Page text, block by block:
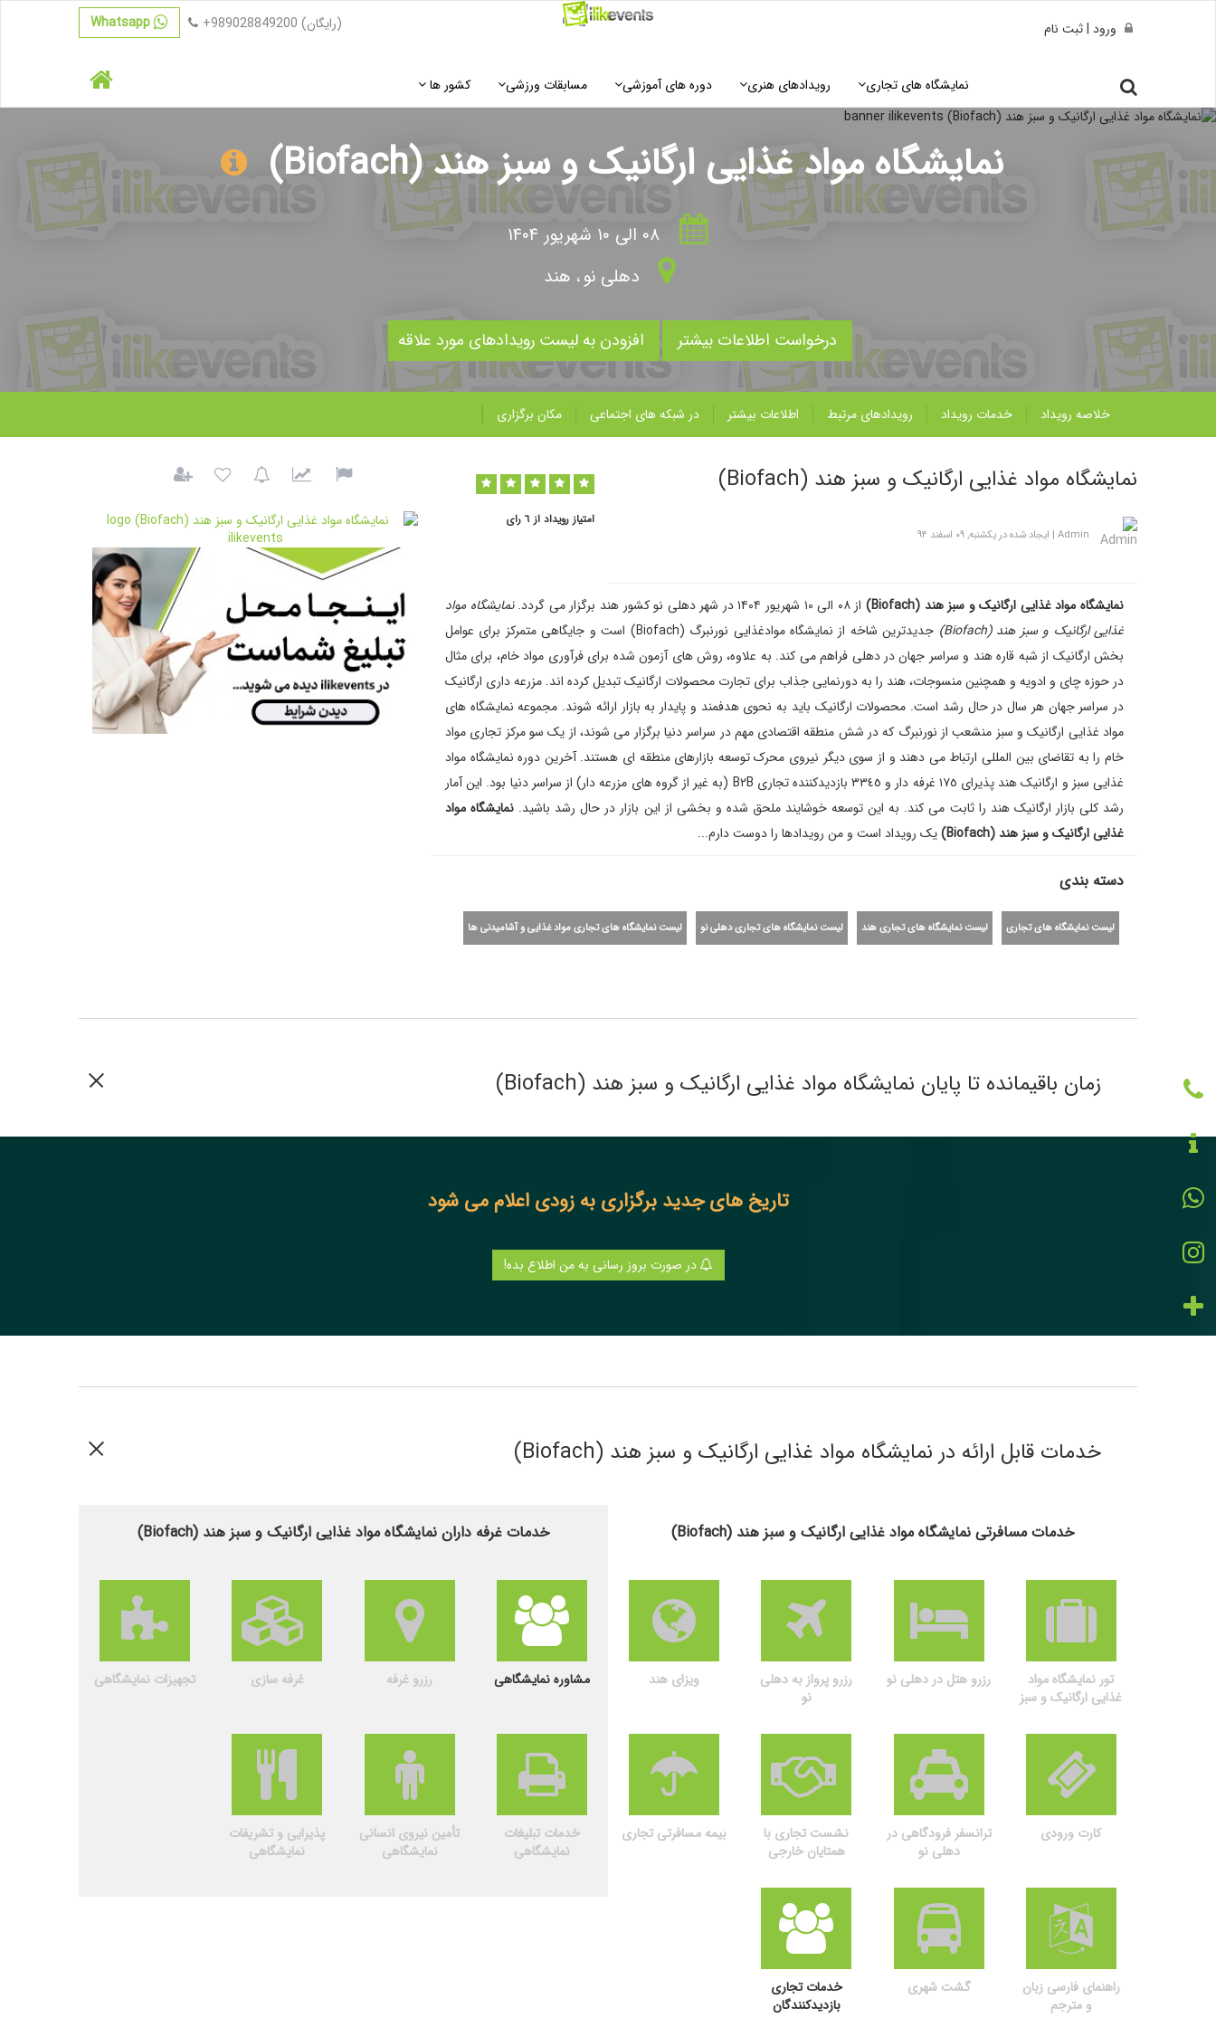
ورود | ثبت نام +989028849200 (رایگان)
نمایشگاه های تجاری رویدادهای هنری دوره های آموزشی مسابقات ورزشی کشور ها
نمایشگاه مواد غذایی ارگانیک و سبز هند (Biofach)
۰۸ الی ۱۰ شهریور ۱۴۰۴
دهلی نو، هند
درخواست اطلاعات بیشتر افزودن به لیست رویدادهای مورد علاقه
خلاصه رویداد خدمات رویداد رویداد‌های مرتبط اطلاعات بیشتر در شبکه های اجتماعی مکان برگزاری
نمایشگاه مواد غذایی ارگانیک و سبز هند (Biofach)
امتیاز رویداد از ٦ رای
Admin
| ایجاد شده در یکشنبه, ۰۹ اسفند ۹۴
نمایشگاه مواد غذایی ارگانیک و سبز هند (Biofach) از ۰۸ الی ۱۰ شهریور ۱۴۰۴ در شهر دهلی نو کشور هند برگزار می گردد.
نمایشگاه مواد
غذایی ارگانیک و سبز هند (Biofach)
جدیدترین شاخه از نمایشگاه موادغذایی نورنبرگ (Biofach) است و جایگاهی متمرکز برای عوامل
بخش ارگانیک از شبه قاره هند و سراسر جهان در دهلی فراهم می کند. به علاوه، روش های آزمون شده برای فرآوری مواد خام، برای مثال
در حوزه چای و ادویه و همچنین منسوجات، هند را به دورنمایی جذاب برای تجارت محصولات ارگانیک تبدیل کرده اند. مزرعه داری ارگانیک
در سراسر جهان هر سال در حال رشد است. محصولات ارگانیک باید به نحوی هدفمند و پایدار به بازار ارائه شوند. مجموعه نمایشگاه های
مواد غذایی ارگانیک و سبز منشعب از نورنبرگ که در شش منطقه اقتصادی مهم در سراسر دنیا برگزار می شوند، از یک سو مرکز تجاری مواد
خام را به تقاضای بین المللی ارتباط می دهند و از سوی دیگر نیروی محرک توسعه بازارهای منطقه ای هستند. آخرین دوره نمایشگاه مواد
غذایی سبز و ارگانیک هند پذیرای ١٧٥ غرفه دار و ٣٣٤٥ بازدیدکننده تجاری B٢B (به غیر از گروه های مزرعه دار) از سراسر دنیا بود. این آمار
رشد کلی بازار ارگانیک هند را ثابت می کند. به این توسعه خوشایند ملحق شده و بخشی از این بازار در حال رشد باشید. نمایشگاه مواد
غذایی ارگانیک و سبز هند (Biofach)
یک رویداد است و من رویداد‌ها را دوست دارم...
دسته بندی
لیست نمایشگاه های تجاری لیست نمایشگاه های تجاری هند لیست نمایشگاه های تجاری دهلی نو لیست نمایشگاه های تجاری مواد غذایی و آشامیدنی ها
زمان باقیمانده تا پایان نمایشگاه مواد غذایی ارگانیک و سبز هند (Biofach)
تاریخ های جدید برگزاری به زودی اعلام می شود
در صورت بروز رسانی به من اطلاع بده!
خدمات قابل ارائه در نمایشگاه مواد غذایی ارگانیک و سبز هند (Biofach)
خدمات مسافرتی نمایشگاه مواد غذایی ارگانیک و سبز هند (Biofach)
تور نمایشگاه مواد
غذایی ارگانیک و سبز
رزرو هتل در دهلی نو
رزرو پرواز به دهلی
نو
ویزای هند
کارت ورودی
ترانسفر فرودگاهی در
دهلی نو
نشست تجاری با
همتایان خارجی
بیمه مسافرتی تجاری
راهنمای فارسی زبان
و مترجم
گشت شهری
خدمات تجاری
بازدیدکنندگان
خدمات غرفه داران نمایشگاه مواد غذایی ارگانیک و سبز هند (Biofach)
مشاوره نمایشگاهی رزرو غرفه غرفه سازی تجهیزات نمایشگاهی
خدمات تبلیغات
نمایشگاهی
تأمین نیروی انسانی
نمایشگاهی
پذیرایی و تشریفات
نمایشگاهی